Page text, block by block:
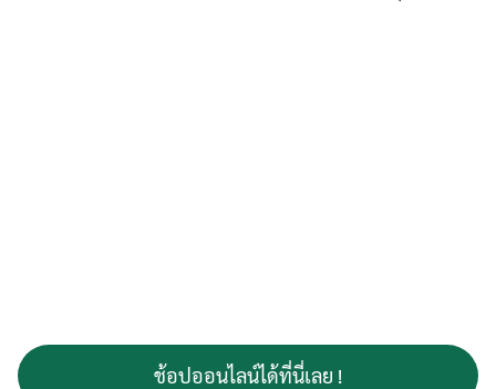
ช้อปออนไลน์ได้ที่นี่เลย !